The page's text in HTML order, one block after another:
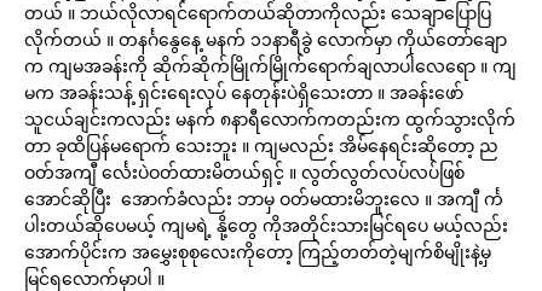
တယ် ။ ဘယ်လိုလာရင်ရောက်တယ်ဆိုတာကိုလည်း သေချာပြောပြ
လိုက်တယ် ။ တနင်္ဂနွေနေ့ မနက် ၁၁နာရီခွဲ လောက်မှာ ကိုယ်တော်ချော
က ကျမအခန်းကို ဆိုက်ဆိုက်မြိုက်မြိုက်ရောက်ချလာပါလေရော ။ ကျ
မက အခန်းသန့် ရှင်းရေးလုပ် နေတုန်းပဲရှိသေးတာ ။ အခန်းဖော်
သူငယ်ချင်းကလည်း မနက် ၈နာရီလောက်ကတည်းက ထွက်သွားလိုက်
တာ ခုထိပြန်မရောက် သေးဘူး ။ ကျမလည်း အိမ်နေရင်းဆိုတော့ ည
ဝတ်အကျီ င်္လေးပဲဝတ်ထားမိတယ်ရှင့် ။ လွတ်လွတ်လပ်လပ်ဖြစ်
အောင်ဆိုပြီး အောက်ခံလည်း ဘာမှ ဝတ်မထားမိဘူးလေ ။ အကျီ င်္က
ပါးတယ်ဆိုပေမယ့် ကျမရဲ့ နို့တွေ ကိုအတိုင်းသားမြင်ရပေ မယ့်လည်း
အောက်ပိုင်းက အမွှေးစုစုလေးကိုတော့ ကြည့်တတ်တဲ့မျက်စိမျိုးနဲ့မှ
မြင်ရလောက်မှာပါ ။